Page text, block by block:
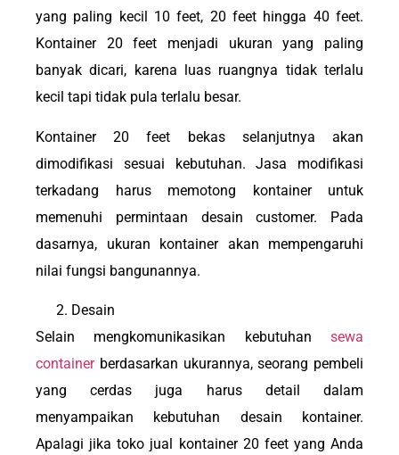
yang paling kecil 10 feet, 20 feet hingga 40 feet.
Kontainer 20 feet menjadi ukuran yang paling
banyak dicari, karena luas ruangnya tidak terlalu
kecil tapi tidak pula terlalu besar.
Kontainer 20 feet bekas selanjutnya akan
dimodifikasi sesuai kebutuhan. Jasa modifikasi
terkadang harus memotong kontainer untuk
memenuhi permintaan desain customer. Pada
dasarnya, ukuran kontainer akan mempengaruhi
nilai fungsi bangunannya.
Desain
Selain mengkomunikasikan kebutuhan sewa
containerberdasarkan ukurannya, seorang pembeli
yang cerdas juga harus detail dalam
menyampaikan kebutuhan desain kontainer.
Apalagi jika toko jual kontainer 20 feet yang Anda